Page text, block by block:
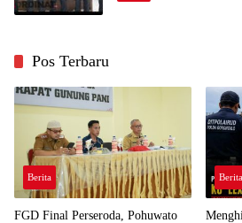
Pos Terbaru
Berita
FGD Final Perseroda, Pohuwato
Berita